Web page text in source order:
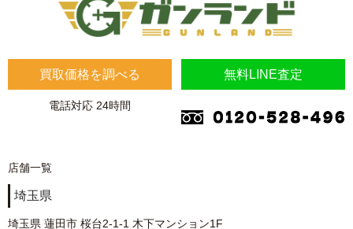
買取価格を調べる 無料LINE査定
電話対応 24時間
店舗一覧
埼玉県
埼玉県 蓮田市 桜台2-1-1 木下マンション1F